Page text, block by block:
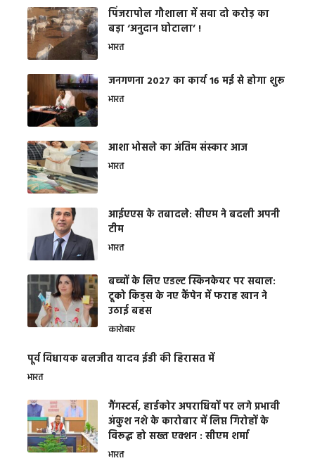
​पिंजरापोल गौशाला में सवा दो करोड़ का
बड़ा ‘अनुदान घोटाला’ !
भारत
जनगणना 2027 का कार्य 16 मई से होगा शुरू
भारत
आशा भोसले का अंतिम संस्कार आज
भारत
आईएएस के तबादले: सीएम ने बदली अपनी
टीम
भारत
बच्चों के लिए एडल्ट स्किनकेयर पर सवाल:
टूको किड्स के नए कैंपेन में फराह खान ने
उठाई बहस
कारोबार
पूर्व विधायक बलजीत यादव ईडी की हिरासत में
भारत
गैंगस्टर्स, हार्डकोर अपराधियों पर लगे प्रभावी
अंकुश नशे के कारोबार में लिप्त गिरोहों के
विरूद्ध हो सख्त एक्शन : सीएम शर्मा
भारत